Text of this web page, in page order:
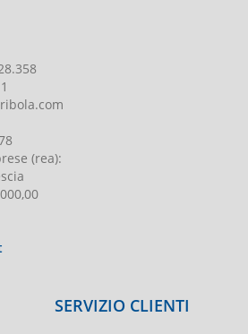
(rea):
SERVIZIO CLIENTI